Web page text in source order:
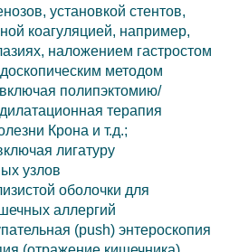
установкой стентов,
коагуляцией, например,
наложением гастростом
методом
полипэктомию/
терапия
Крона и т.д.;
лигатуру
узлов
оболочки для
аллергий
(push) энтероскопия